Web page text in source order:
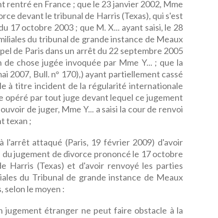
rentré en France ; que le 23 janvier 2002, Mme
devant le tribunal de Harris (Texas), qui s'est
17 octobre 2003 ; que M. X... ayant saisi, le 28
du tribunal de grande instance de Meaux
de Paris dans un arrêt du 22 septembre 2005
chose jugée invoquée par Mme Y... ; que la
2007, Bull. n° 170),) ayant partiellement cassé
à titre incident de la régularité internationale
par tout juge devant lequel ce jugement
de juger, Mme Y... a saisi la cour de renvoi
texan ;
l'arrêt attaqué (Paris, 19 février 2009) d'avoir
jugement de divorce prononcé le 17 octobre
Harris (Texas) et d'avoir renvoyé les parties
du Tribunal de grande instance de Meaux
selon le moyen :
jugement étranger ne peut faire obstacle à la